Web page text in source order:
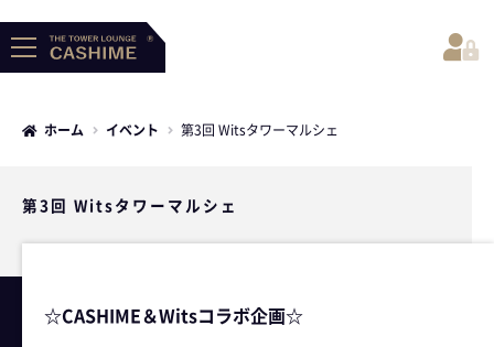
ホーム イベント 第3回 Witsタワーマルシェ
第3回 Witsタワーマルシェ
☆CASHIME＆Witsコラボ企画☆